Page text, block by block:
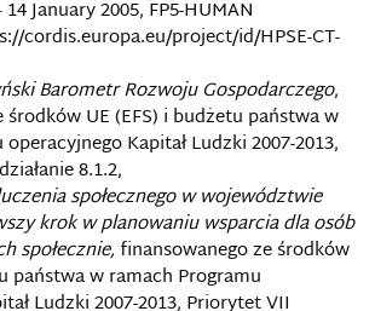
January 2005, FP5-HUMAN
cordis.europa.eu/project/id/HPSE-CT-
Barometr Rozwoju Gospodarczego,
UE (EFS) i budżetu państwa w
Kapitał Ludzki 2007-2013,
8.1.2,
społecznego w województwie
krok w planowaniu wsparcia dla osób
społecznie, finansowanego ze środków
państwa w ramach Programu
Ludzki 2007-2013, Priorytet VII